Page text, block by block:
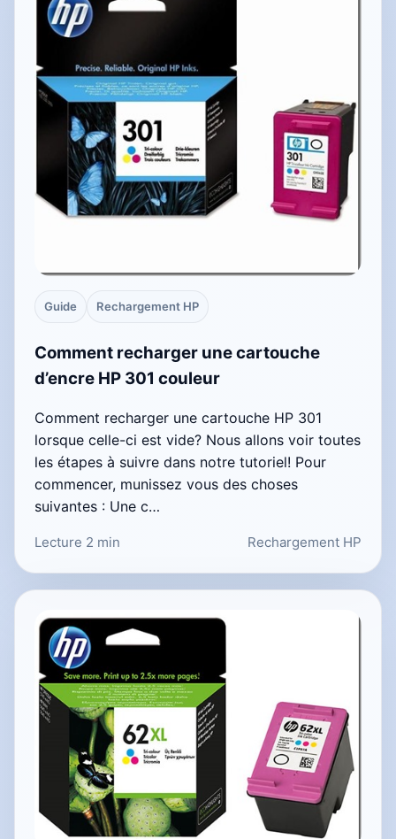
Guide Rechargement HP
Comment recharger une cartouche
d’encre HP 301 couleur
Comment recharger une cartouche HP 301
lorsque celle-ci est vide? Nous allons voir toutes
les étapes à suivre dans notre tutoriel! Pour
commencer, munissez vous des choses
suivantes : Une c…
Lecture 2 min Rechargement HP